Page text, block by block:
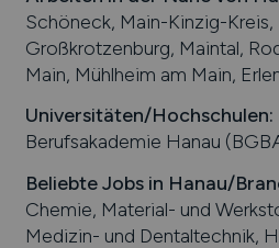
Schöneck, Main-Kinzig-Kreis,
Großkrotzenburg, Maintal,
Main, Mühlheim am Main,
Universitäten/Hochschulen:
Berufsakademie Hanau
Beliebte Jobs in Hanau/
Chemie, Material- und
Medizin- und Dentaltechnik,